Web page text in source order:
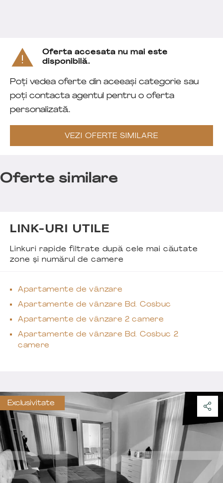
Oferta accesata nu mai este
disponibilă.
Poți vedea oferte din aceeași categorie sau
poți contacta agentul pentru o oferta
personalizată.
VEZI OFERTE SIMILARE
Oferte similare
LINK-URI UTILE
Linkuri rapide filtrate după cele mai căutate
zone și numărul de camere
Apartamente de vânzare
Apartamente de vânzare Bd. Cosbuc
Apartamente de vânzare 2 camere
Apartamente de vânzare Bd. Cosbuc 2
camere
Exclusivitate